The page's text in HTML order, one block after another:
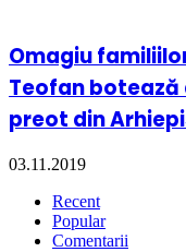
Omagiu
Teofan
preot din
03.11.2019
Recent
Popular
Comentarii